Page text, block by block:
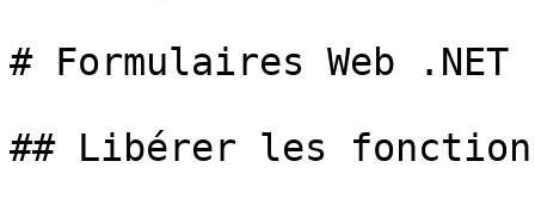
# Formulaires Web .NET
## Libérer les